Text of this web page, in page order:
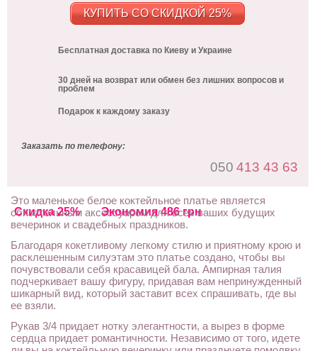
Скидка 25% Экономия 486 грн
КУПИТЬ СО СКИДКОЙ 25%
Бесплатная доставка по Киеву и Украине
30 дней на возврат или обмен без лишних вопросов и
проблем
Подарок к каждому заказу
Заказать по телефону:
050 413 43 63
Это маленькое белое коктейльное платье является
обязательным аксессуаром для всех ваших будущих
вечеринок и свадебных праздников.
Благодаря кокетливому легкому стилю и приятному крою и
расклешенным силуэтам это платье создано, чтобы вы
почувствовали себя красавицей бала. Ампирная талия
подчеркивает вашу фигуру, придавая вам непринужденный
шикарный вид, который заставит всех спрашивать, где вы
ее взяли.
Рукав 3/4 придает нотку элегантности, а вырез в форме
сердца придает романтичности. Независимо от того, идете